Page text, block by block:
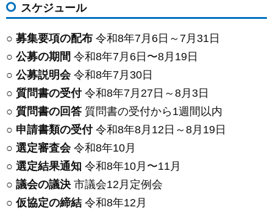
スケジュール
○ 募集要項の配布 令和8年7月6日～7月31日
○ 公募の期間 令和8年7月6日〜8月19日
○ 公募説明会令和8年7月30日
○ 質問書の受付令和8年7月27日～8月3日
○ 質問書の回答 質問書の受付から1週間以内
○ 申請書類の受付令和8年8月12日～8月19日
○ 選定審査会令和8年10月
○ 選定結果通知 令和8年10月〜11月
○ 議会の議決 市議会12月定例会
○仮協定の締結 令和8年12月